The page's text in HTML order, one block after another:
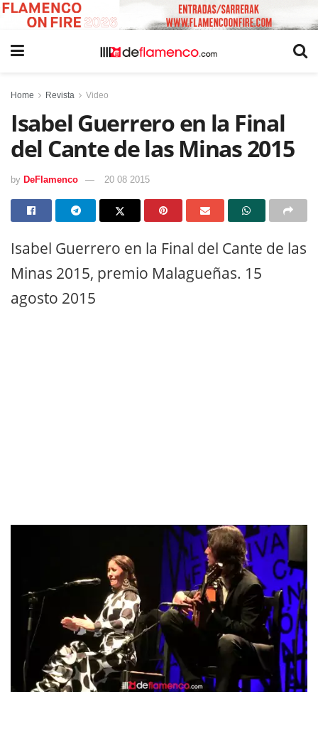
Home Revista Video
Isabel Guerrero en la Final
del Cante de las Minas 2015
by DeFlamenco 20 08 2015
Isabel Guerrero en la Final del Cante de las
Minas 2015, premio Malagueñas. 15
agosto 2015